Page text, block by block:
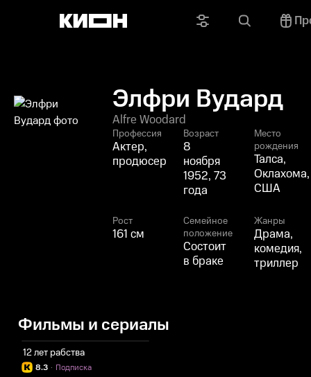
Элфри Вудард
Alfre Woodard
Профессия
Актер,
продюсер
Возраст
8
ноября
1952, 73
года
Место
рождения
Талса,
Оклахома,
США
Рост
161 см
Семейное
положение
Состоит
в браке
Жанры
Драма,
комедия,
триллер
Фильмы и сериалы
12 лет рабства
8.3 Подписка
·